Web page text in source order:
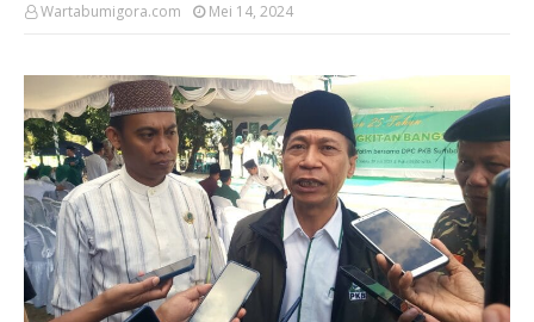
Wartabumigora.com Mei 14, 2024